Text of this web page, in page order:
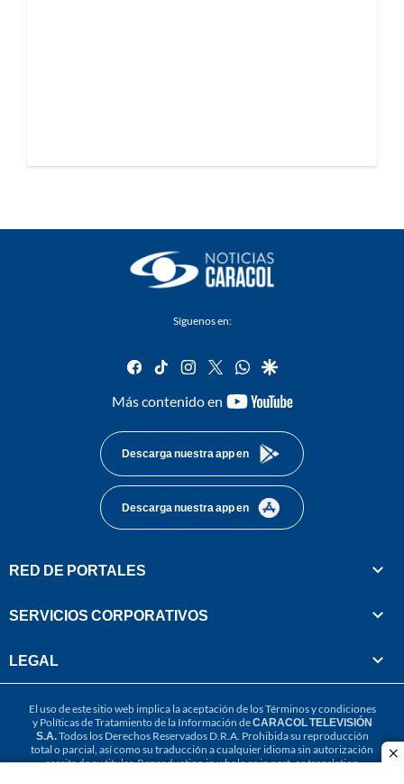
Síguenos en:
facebook
tiktok instagram
twitterwhatsapp
google
Más contenido en
youtube-
Descarga nuestra app en
Descarga nuestra app en
RED DE PORTALES
SERVICIOS CORPORATIVOS
LEGAL
El uso de este sitio web implica la aceptación de losTérminos y condiciones
y Políticas de Tratamiento de la Información deCARACOL TELEVISIÓN
S.A.Todos los Derechos Reservados D.R.A. Prohibida su reproducción
total o parcial, así como su traducción a cualquier idioma sin autorización
escrita de su titular. Reproduction in whole or in part, or translation